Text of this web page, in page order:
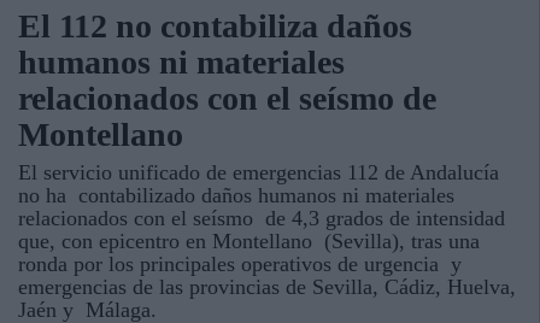
El 112 no contabiliza daños
humanos ni materiales
relacionados con el seísmo de
Montellano
El servicio unificado de emergencias 112 de Andalucía
no ha contabilizado daños humanos ni materiales
relacionados con el seísmo de 4,3 grados de intensidad
que, con epicentro en Montellano (Sevilla), tras una
ronda por los principales operativos de urgencia y
emergencias de las provincias de Sevilla, Cádiz, Huelva,
Jaén y Málaga.